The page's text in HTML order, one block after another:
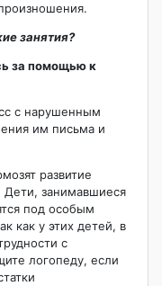
занятия?
за помощью к
с нарушенным
им письма и
развитие
Дети, занимавшиеся
под особым
как у этих детей, в
с
логопеду, если